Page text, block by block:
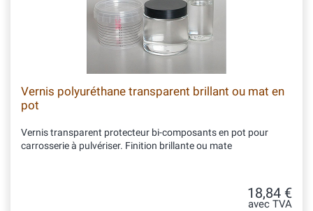
Vernis polyuréthane transparent brillant ou mat en
pot
Vernis transparent protecteur bi-composants en pot pour
carrosserie à pulvériser. Finition brillante ou mate
18,84 €
avec TVA